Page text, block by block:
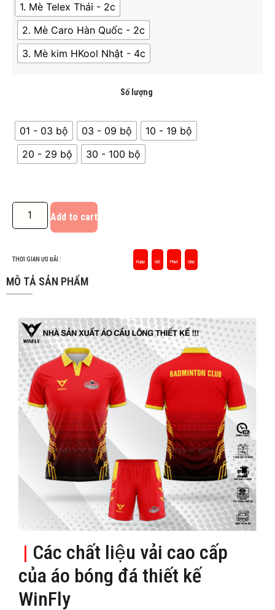
1. Mè Telex Thái - 2c
2. Mè Caro Hàn Quốc - 2c
3. Mè kim HKool Nhật - 4c
Số lượng
01 - 03 bộ 03 - 09 bộ
10 - 19 bộ
20 - 29 bộ
30 - 100 bộ
Add to cart
THỜI GIAN ƯU ĐÃI : Ngày Giờ Phút Giây
MÔ TẢ SẢN PHẨM
| Các chất liệu vải cao cấp
của áo bóng đá thiết kế
WinFly